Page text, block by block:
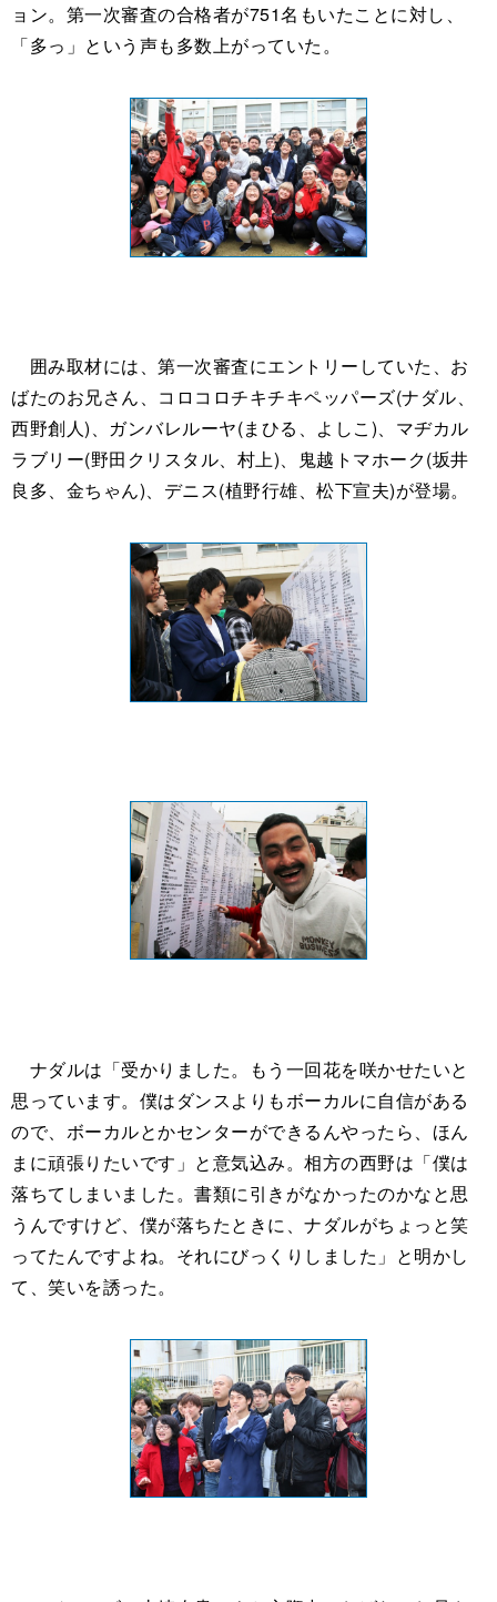
ョン。第一次審査の合格者が751名もいたことに対し、
「多っ」という声も多数上がっていた。
囲み取材には、第一次審査にエントリーしていた、お
ばたのお兄さん、コロコロチキチキペッパーズ(ナダル、
西野創人)、ガンバレルーヤ(まひる、よしこ)、マヂカル
ラブリー(野田クリスタル、村上)、鬼越トマホーク(坂井
良多、金ちゃん)、デニス(植野行雄、松下宣夫)が登場。
ナダルは「受かりました。もう一回花を咲かせたいと
思っています。僕はダンスよりもボーカルに自信がある
ので、ボーカルとかセンターができるんやったら、ほん
まに頑張りたいです」と意気込み。相方の西野は「僕は
落ちてしまいました。書類に引きがなかったのかなと思
うんですけど、僕が落ちたときに、ナダルがちょっと笑
ってたんですよね。それにびっくりしました」と明かし
て、笑いを誘った。